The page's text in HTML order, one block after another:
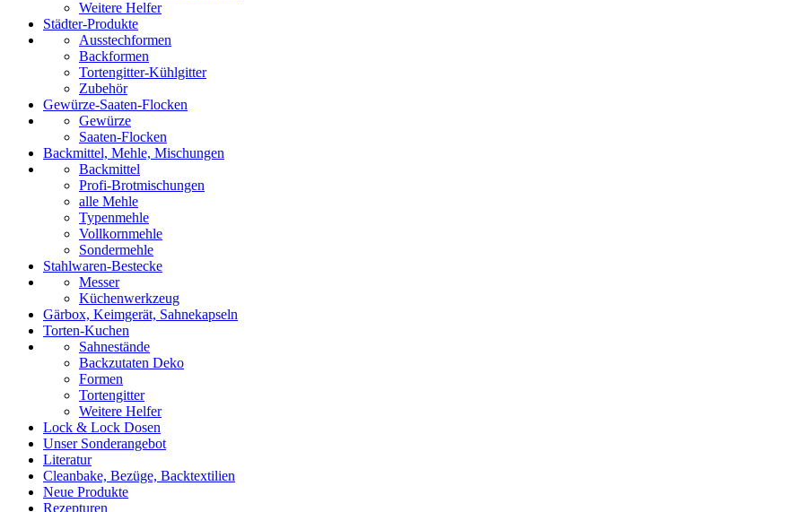
Weitere Helfer
Städter-Produkte
Ausstechformen
Backformen
Tortengitter-Kühlgitter
Zubehör
Gewürze-Saaten-Flocken
Gewürze
Saaten-Flocken
Backmittel, Mehle, Mischungen
Backmittel
Profi-Brotmischungen
alle Mehle
Typenmehle
Vollkornmehle
Sondermehle
Stahlwaren-Bestecke
Messer
Küchenwerkzeug
Gärbox, Keimgerät, Sahnekapseln
Torten-Kuchen
Sahnestände
Backzutaten Deko
Formen
Tortengitter
Weitere Helfer
Lock & Lock Dosen
Unser Sonderangebot
Literatur
Cleanbake, Bezüge, Backtextilien
Neue Produkte
Rezepturen